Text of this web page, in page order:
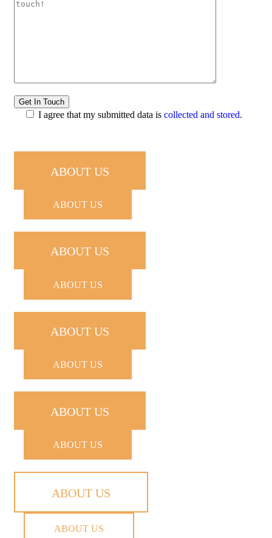
I agree that my submitted data is collected and stored.
ABOUT US
ABOUT US
ABOUT US
ABOUT US
ABOUT US
ABOUT US
ABOUT US
ABOUT US
ABOUT US
ABOUT US